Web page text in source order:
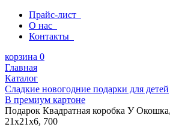
Прайс-лист
О нас
Контакты
корзина 0
Главная
Каталог
Сладкие новогодние подарки для детей
В премиум картоне
Подарок Квадратная коробка У
21х21х6, 700